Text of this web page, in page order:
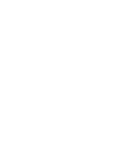
Los jugadores del Málaga Dani